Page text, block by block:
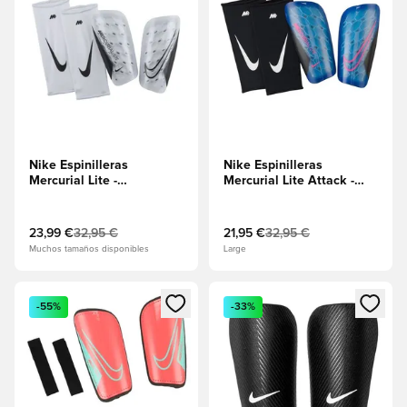
Nike Espinilleras
Mercurial Lite -
23,99 €32,95 €
Muchos tamaños disponibles
Nike Espinilleras
Mercurial Lite Attack -
rosa
21,95 €32,95 €
Large
Abre un modal para iniciar sesión o registrarse como
-55%
Abre un modal para iniciar
-33%